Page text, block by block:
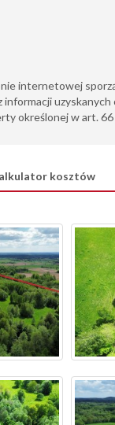
internetowej
uzyskanych
określonej w art.
kosztów